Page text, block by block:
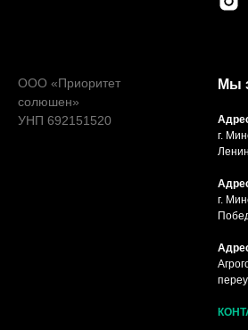
ООО «Приоритет
солюшен»
УНП 692151520
Мы
г.
г.